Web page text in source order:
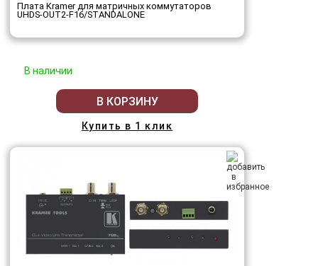
Плата Kramer для матричных коммутаторов
UHDS-OUT2-F16/STANDALONE
В наличии
В КОРЗИНУ
Купить в 1 клик